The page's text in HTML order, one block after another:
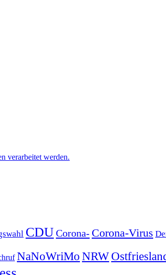
verarbeitet werden.
CDUCorona- Corona-Virus
NaNoWriMo NRW